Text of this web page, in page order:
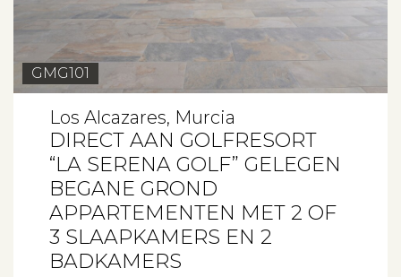
GMG101
Los Alcazares, Murcia
DIRECT AAN GOLFRESORT
“LA SERENA GOLF” GELEGEN
BEGANE GROND
APPARTEMENTEN MET 2 OF
3 SLAAPKAMERS EN 2
BADKAMERS